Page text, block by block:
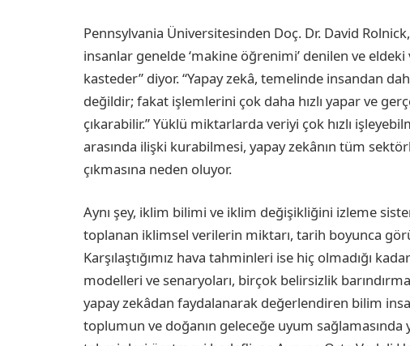
Pennsylvania Üniversitesinden Doç. Dr. David
insanlar genelde ‘makine öğrenimi’ denilen ve
kasteder” diyor. “Yapay zekâ, temelinde insandan
değildir; fakat işlemlerini çok daha hızlı yapar ve
çıkarabilir.” Yüklü miktarlarda veriyi çok hızlı
arasında ilişki kurabilmesi, yapay zekânın tüm
çıkmasına neden oluyor.
Aynı şey, iklim bilimi ve iklim değişikliğini izleme
toplanan iklimsel verilerin miktarı, tarih boyunca
Karşılaştığımız hava tahminleri ise hiç olmadığı
modelleri ve senaryoları, birçok belirsizlik
yapay zekâdan faydalanarak değerlendiren bilim
toplumun ve doğanın geleceğe uyum sağlamasında